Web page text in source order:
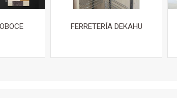
FERRETERÍA DEKAHU